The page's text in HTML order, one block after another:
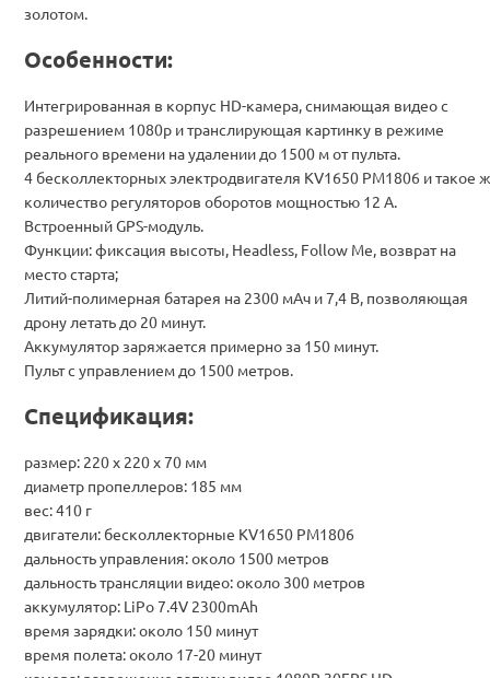
золотом.
Особенности:
Интегрированная в корпус HD-камера, снимающая видео с
разрешением 1080p и транслирующая картинку в режиме
реального времени на удалении до 1500 м от пульта.
4 бесколлекторных электродвигателя KV1650 PM1806 и такое
количество регуляторов оборотов мощностью 12 А.
Встроенный GPS-модуль.
Функции: фиксация высоты, Headless, Follow Me, возврат на
место старта;
Литий-полимерная батарея на 2300 мАч и 7,4 В, позволяющая
дрону летать до 20 минут.
Аккумулятор заряжается примерно за 150 минут.
Пульт с управлением до 1500 метров.
Спецификация:
размер: 220 х 220 х 70 мм
диаметр пропеллеров: 185 мм
вес: 410 г
двигатели: бесколлекторные KV1650 PM1806
дальность управления: около 1500 метров
дальность трансляции видео: около 300 метров
аккумулятор: LiPo 7.4V 2300mAh
время зарядки: около 150 минут
время полета: около 17-20 минут